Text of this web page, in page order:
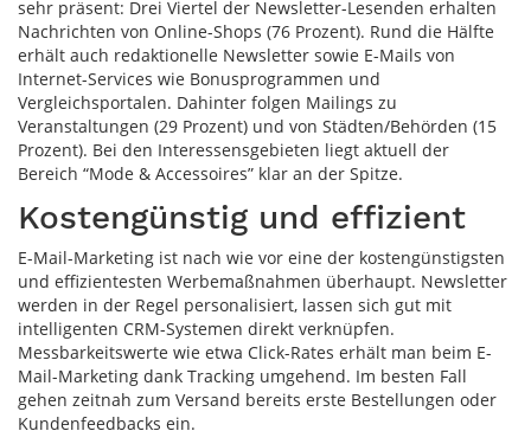
sehr präsent: Drei Viertel der Newsletter-Lesenden erhalten
Nachrichten von Online-Shops (76 Prozent). Rund die Hälfte
erhält auch redaktionelle Newsletter sowie E-Mails von
Internet-Services wie Bonusprogrammen und
Vergleichsportalen. Dahinter folgen Mailings zu
Veranstaltungen (29 Prozent) und von Städten/Behörden (15
Prozent). Bei den Interessensgebieten liegt aktuell der
Bereich “Mode & Accessoires” klar an der Spitze.
Kostengünstig und effizient
E-Mail-Marketing ist nach wie vor eine der kostengünstigsten
und effizientesten Werbemaßnahmen überhaupt. Newsletter
werden in der Regel personalisiert, lassen sich gut mit
intelligenten CRM-Systemen direkt verknüpfen.
Messbarkeitswerte wie etwa Click-Rates erhält man beim E-
Mail-Marketing dank Tracking umgehend. Im besten Fall
gehen zeitnah zum Versand bereits erste Bestellungen oder
Kundenfeedbacks ein.